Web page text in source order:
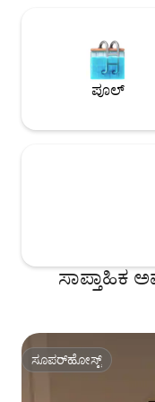
ಪೂಲ್
ಸಾಪ್ತಾಹಿಕ
ಸೂಪರ್‌ಹೋಸ್ಟ್
ಸೂಪರ್‌ಹೋಸ್ಟ್